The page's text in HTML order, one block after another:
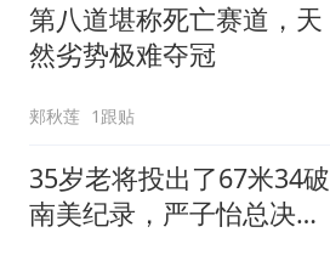
第八道堪称死亡赛道，天
然劣势极难夺冠
郏秋莲 1跟贴
35岁老将投出了67米34破
南美纪录，严子怡总决赛